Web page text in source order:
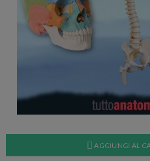
AGGIUNGI AL